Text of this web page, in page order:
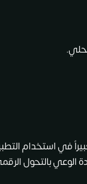
في استخدام
الوعي بالتحول